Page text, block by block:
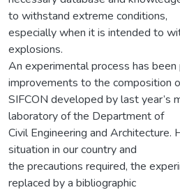
to withstand extreme conditions,
especially when it is intended to
explosions.
An experimental process has
improvements to the composition
SIFCON developed by last year’s
laboratory of the Department of
Civil Engineering and Architecture.
situation in our country and
the precautions required, the
replaced by a bibliographic